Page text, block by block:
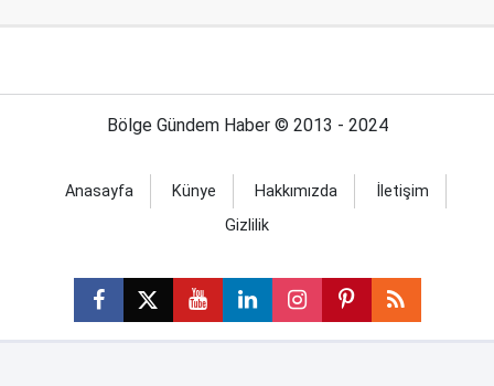
Bölge Gündem Haber © 2013 - 2024
Anasayfa Künye Hakkımızda
İletişim
Gizlilik